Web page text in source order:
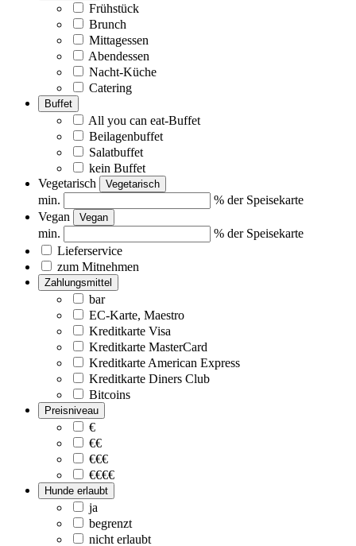
Frühstück
Brunch
Mittagessen
Abendessen
Nacht-Küche
Catering
Buffet
All you can eat-Buffet
Beilagenbuffet
Salatbuffet
kein Buffet
Vegetarisch
Vegetarisch
min.
% der Speisekarte
Vegan
Vegan
min.
% der Speisekarte
Lieferservice
zum Mitnehmen
Zahlungsmittel
bar
EC-Karte, Maestro
Kreditkarte Visa
Kreditkarte MasterCard
Kreditkarte American Express
Kreditkarte Diners Club
Bitcoins
Preisniveau
€
€€
€€€
€€€€
Hunde erlaubt
ja
begrenzt
nicht erlaubt